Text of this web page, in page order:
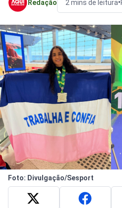
Redação 2 mins de leitura•
Foto: Divulgação/Sesport